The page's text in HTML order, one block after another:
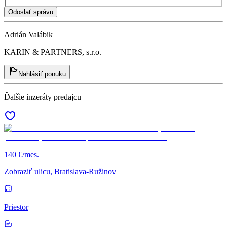
Odoslať správu
Adrián Valábik
KARIN & PARTNERS, s.r.o.
Nahlásiť ponuku
Ďalšie inzeráty predajcu
140 €/mes.
Zobraziť ulicu, Bratislava-Ružinov
Priestor